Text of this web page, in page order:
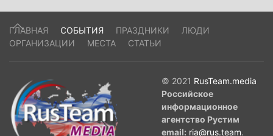
ГЛАВНАЯ СОБЫТИЯ ПРАЗДНИКИ
ЛЮДИ
ОРГАНИЗАЦИИ
МЕСТА СТАТЬИ
© 2021 RusTeam.media
Российское
информационное
агентство Рустим
email: ria@rus.team.